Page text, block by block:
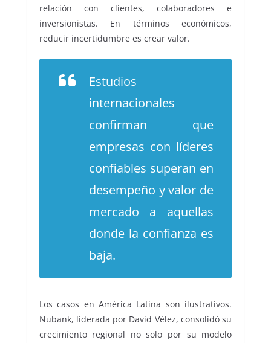
relación con clientes, colaboradores e
inversionistas. En términos económicos,
reducir incertidumbre es crear valor.
Estudios
internacionales
confirman que
empresas con líderes
confiables superan en
desempeño y valor de
mercado a aquellas
donde la confianza es
baja.
Los casos en América Latina son ilustrativos.
Nubank, liderada por David Vélez, consolidó su
crecimiento regional no solo por su modelo